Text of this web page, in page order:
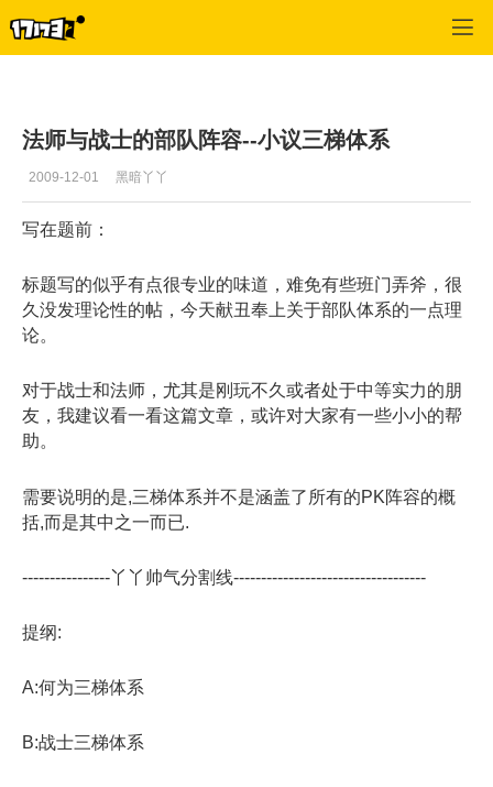
法师与战士的部队阵容--小议三梯体系
2009-12-01 黑暗丫丫
写在题前：
标题写的似乎有点很专业的味道，难免有些班门弄斧，很
久没发理论性的帖，今天献丑奉上关于部队体系的一点理
论。
对于战士和法师，尤其是刚玩不久或者处于中等实力的朋
友，我建议看一看这篇文章，或许对大家有一些小小的帮
助。
需要说明的是,三梯体系并不是涵盖了所有的PK阵容的概
括,而是其中之一而已.
----------------丫丫帅气分割线-----------------------------------
提纲:
A:何为三梯体系
B:战士三梯体系